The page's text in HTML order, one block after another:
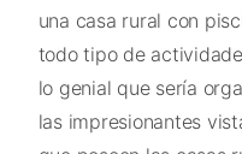
una casa rural con
todo tipo de
lo genial que sería
las impresionantes